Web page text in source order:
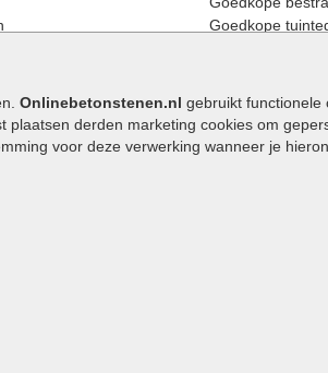
Onlinebetonstenen.nl gebruikt functionele
derden marketing cookies om
voor deze verwerking wanneer je
Goedkope
Opsluitbanden
Keerwanden
Traptreden tuin